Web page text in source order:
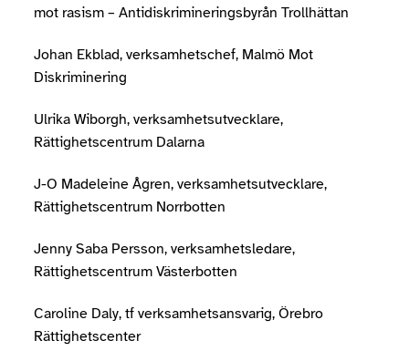
mot rasism – Antidiskrimineringsbyrån Trollhättan
Johan Ekblad, verksamhetschef, Malmö Mot
Diskriminering
Ulrika Wiborgh, verksamhetsutvecklare,
Rättighetscentrum Dalarna
J-O Madeleine Ågren, verksamhetsutvecklare,
Rättighetscentrum Norrbotten
Jenny Saba Persson, verksamhetsledare,
Rättighetscentrum Västerbotten
Caroline Daly, tf verksamhetsansvarig, Örebro
Rättighetscenter